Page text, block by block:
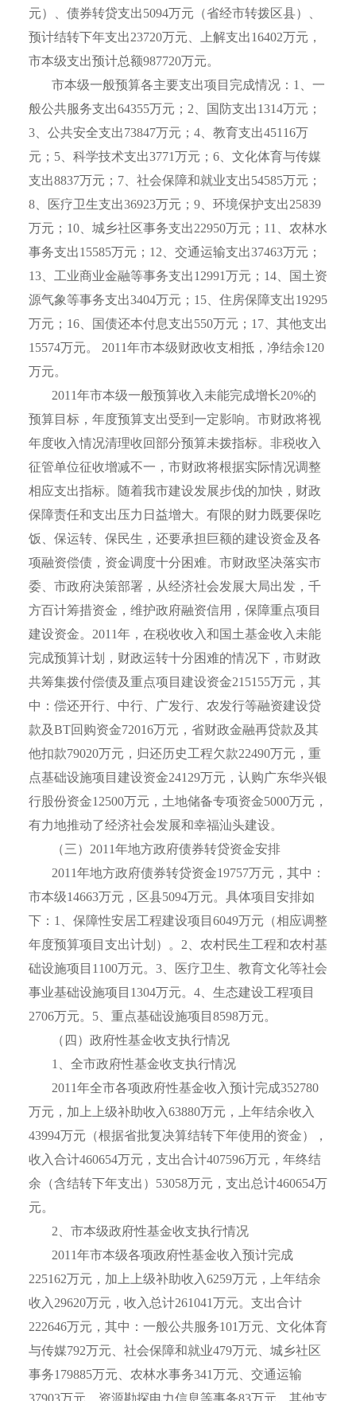
元）、债券转贷支出5094万元（省经市转拨区县）、
预计结转下年支出23720万元、上解支出16402万元，
市本级支出预计总额987720万元。
市本级一般预算各主要支出项目完成情况： 1
、一
般公共服务支出64355万元； 2 、国防支出1314万元；
3、公共安全支出73847万元； 4、教育支出45116万
元； 5、科学技术支出3771万元； 6、文化体育与传媒
支出8837万元； 7、社会保障和就业支出54585万元；
8、医疗卫生支出36923万元； 9、环境保护支出25839
万元； 10、城乡社区事务支出22950万元； 11
、农林水
事务支出15585万元； 12 、交通运输支出37463万元；
13、工业商业金融等事务支出12991万元； 14、国土资
源气象等事务支出3404万元； 15、住房保障支出19295
万元； 16、国债还本付息支出550万元； 17、其他支出
15574万元。 2011年市本级财政收支相抵，净结余120
万元。
2011年市本级一般预算收入未能完成增长20%的
预算目标，年度预算支出受到一定影响。市财政将视
年度收入情况清理收回部分预算未拨指标。非税收入
征管单位征收增减不一，市财政将根据实际情况调整
相应支出指标。随着我市建设发展步伐的加快，财政
保障责任和支出压力日益增大。有限的财力既要保吃
饭、保运转、保民生，还要承担巨额的建设资金及各
项融资偿债，资金调度十分困难。市财政坚决落实市
委、市政府决策部署，从经济社会发展大局出发，千
方百计筹措资金，维护政府融资信用，保障重点项目
建设资金。 2011年，在税收收入和国土基金收入未能
完成预算计划，财政运转十分困难的情况下，市财政
共筹集拨付偿债及重点项目建设资金215155万元，其
中：偿还开行、中行、广发行、农发行等融资建设贷
款及BT回购资金72016万元，省财政金融再贷款及其
他扣款79020万元，归还历史工程欠款22490万元，重
点基础设施项目建设资金24129万元，认购广东华兴银
行股份资金12500万元，土地储备专项资金5000万元，
有力地推动了经济社会发展和幸福汕头建设。
（三） 2011年地方政府债券转贷资金安排
2011年地方政府债券转贷资金19757万元，其中：
市本级14663万元，区县5094万元。具体项目安排如
下： 1 、保障性安居工程建设项目 6049万元（相应调整
年度预算项目支出计划）。 2 、农村民生工程和农村基
础设施项目 1100万元。 3、医疗卫生、教育文化等社会
事业基础设施项目 1304万元。 4、生态建设工程项目
2706万元。 5、重点基础设施项目 8598万元。
（四）政府性基金收支执行情况
1
、全市政府性基金收支执行情况
2011年全市各项政府性基金收入预计完成352780
万元，加上上级补助收入63880万元，上年结余收入
43994万元（根据省批复决算结转下年使用的资金），
收入合计460654万元，支出合计407596万元，年终结
余（含结转下年支出） 53058万元，支出总计460654万
元。
2 、市本级政府性基金收支执行情况
2011年市本级各项政府性基金收入预计完成
225162万元，加上上级补助收入6259万元，上年结余
收入 29620万元，收入总计261041万元。支出合计
222646万元，其中：一般公共服务101万元、文化体育
与传媒792万元、社会保障和就业479万元、城乡社区
事务179885万元、农林水事务341万元、交通运输
37903万元、资源勘探电力信息等事务83万元、其他支